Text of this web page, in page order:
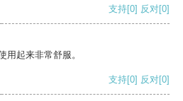
支持[0] 反对[0]
用起来非常舒服。
支持[0] 反对[0]